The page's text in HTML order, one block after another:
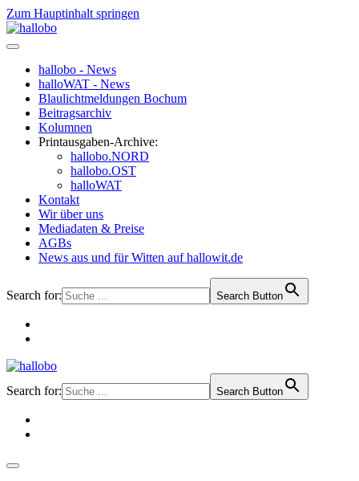
Zum Hauptinhalt springen
hallobo - News
halloWAT - News
Blaulichtmeldungen Bochum
Beitragsarchiv
Kolumnen
Printausgaben-Archive:
hallobo.NORD
hallobo.OST
halloWAT
Kontakt
Wir über uns
Mediadaten & Preise
AGBs
News aus und für Witten auf hallowit.de
Search for: Search Button
Search for: Search Button